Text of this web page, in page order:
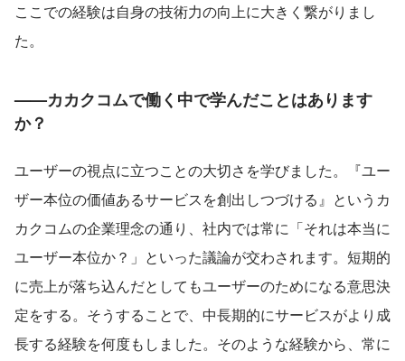
ここでの経験は自身の技術力の向上に大きく繋がりまし
た。
——カカクコムで働く中で学んだことはあります
か？
ユーザーの視点に立つことの大切さを学びました。『ユー
ザー本位の価値あるサービスを創出しつづける』というカ
カクコムの企業理念の通り、社内では常に「それは本当に
ユーザー本位か？」といった議論が交わされます。短期的
に売上が落ち込んだとしてもユーザーのためになる意思決
定をする。そうすることで、中長期的にサービスがより成
長する経験を何度もしました。そのような経験から、常に